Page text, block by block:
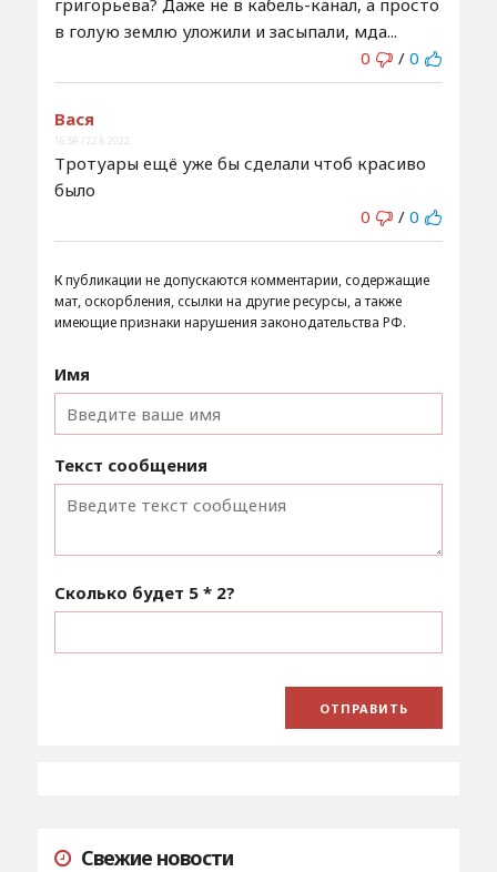
в голую землю уложили и засыпали, мда...
0
/ 0
Вася
16:59 / 22.6.2022
Тротуары ещё уже бы сделали чтоб красиво
было
0
/ 0
К публикации не допускаются комментарии, содержащие
мат, оскорбления, ссылки на другие ресурсы, а также
имеющие признаки нарушения законодательства РФ.
Имя
Текст сообщения
Сколько будет 5 * 2?
Свежие новости